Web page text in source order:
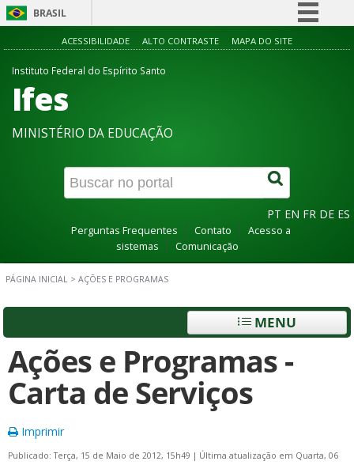
BRASIL
Simplifique!
Canais
ACESSIBILIDADE ALTO CONTRASTE MAPA DO SITE
Instituto Federal do Espírito Santo
Ifes
MINISTÉRIO DA EDUCAÇÃO
PT EN FR DE ES
Perguntas Frequentes Contato
Acesso a
sistemas
Comunicação
PÁGINA INICIAL > AÇÕES E PROGRAMAS
MENU
Ações e Programas -
Carta de Serviços
Imprimir
Publicado: Terça, 15 de Maio de 2012, 15h49 | Última atualização em Quarta, 06